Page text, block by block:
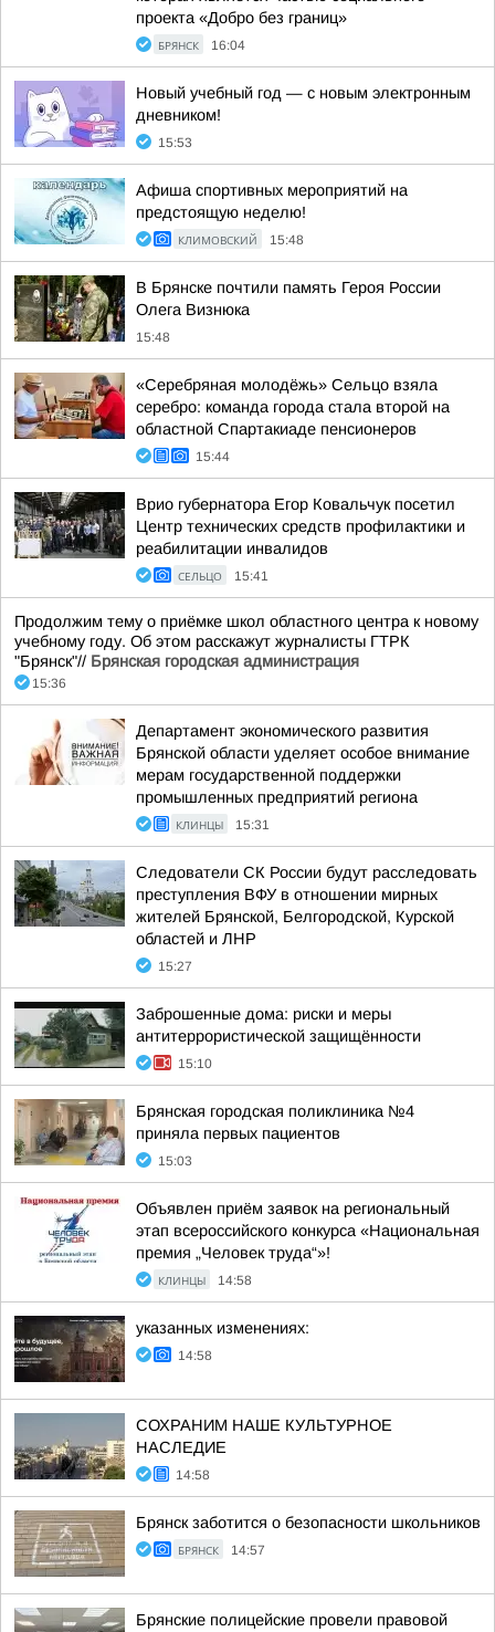
проекта «Добро без границ»
БРЯНСК 16:04
Новый учебный год — с новым электронным
дневником!
15:53
Афиша спортивных мероприятий на
предстоящую неделю!
КЛИМОВСКИЙ 15:48
В Брянске почтили память Героя России
Олега Визнюка
15:48
«Серебряная молодёжь» Сельцо взяла
серебро: команда города стала второй на
областной Спартакиаде пенсионеров
15:44
Врио губернатора Егор Ковальчук посетил
Центр технических средств профилактики и
реабилитации инвалидов
СЕЛЬЦО 15:41
Продолжим тему о приёмке школ областного центра к новому
учебному году. Об этом расскажут журналисты ГТРК
"Брянск"// Брянская городская администрация
15:36
Департамент экономического развития
Брянской области уделяет особое внимание
мерам государственной поддержки
промышленных предприятий региона
КЛИНЦЫ 15:31
Следователи СК России будут расследовать
преступления ВФУ в отношении мирных
жителей Брянской, Белгородской, Курской
областей и ЛНР
15:27
Заброшенные дома: риски и меры
антитеррористической защищённости
15:10
Брянская городская поликлиника №4
приняла первых пациентов
15:03
Объявлен приём заявок на региональный
этап всероссийского конкурса «Национальная
премия „Человек труда“»!
КЛИНЦЫ 14:58
указанных изменениях:
14:58
СОХРАНИМ НАШЕ КУЛЬТУРНОЕ
НАСЛЕДИЕ
14:58
Брянск заботится о безопасности школьников
БРЯНСК 14:57
Брянские полицейские провели правовой